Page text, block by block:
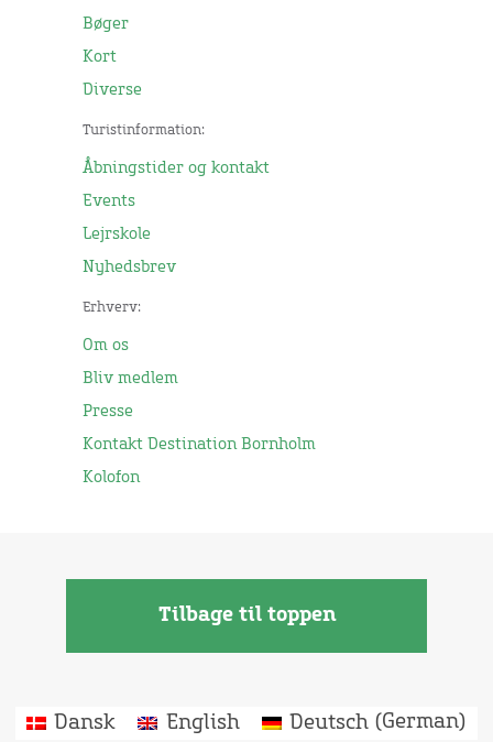
Bøger
Kort
Diverse
Turistinformation:
Åbningstider og kontakt
Events
Lejrskole
Nyhedsbrev
Erhverv:
Om os
Bliv medlem
Presse
Kontakt Destination Bornholm
Kolofon
Tilbage til toppen
Dansk English Deutsch(German)